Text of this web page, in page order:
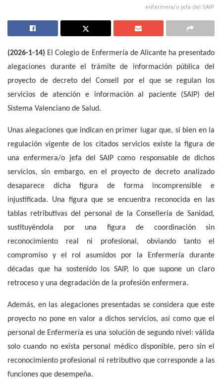
enfermera/o jefa del SAIP
(2026-1-14) El Colegio de Enfermería de Alicante ha presentado
alegaciones durante el trámite de información pública del
proyecto de decreto del Consell por el que se regulan los
servicios de atención e información al paciente (SAIP) del
Sistema Valenciano de Salud.
Unas alegaciones que indican en primer lugar que, si bien en la
regulación vigente de los citados servicios existe la figura de
una enfermera/o jefa del SAIP como responsable de dichos
servicios, sin embargo, en el proyecto de decreto analizado
desaparece dicha figura de forma incomprensible e
injustificada. Una figura que se encuentra reconocida en las
tablas retributivas del personal de la Conselleria de Sanidad,
sustituyéndola por una figura de coordinación sin
reconocimiento real ni profesional, obviando tanto el
compromiso y el rol asumidos por la Enfermería durante
décadas que ha sostenido los SAIP, lo que supone un claro
retroceso y una degradación de la profesión enfermera.
Además, en las alegaciones presentadas se considera que este
proyecto no pone en valor a dichos servicios, así como que el
personal de Enfermería es una solución de segundo nivel: válida
solo cuando no exista personal médico disponible, pero sin el
reconocimiento profesional ni retributivo que corresponde a las
funciones que desempeña.